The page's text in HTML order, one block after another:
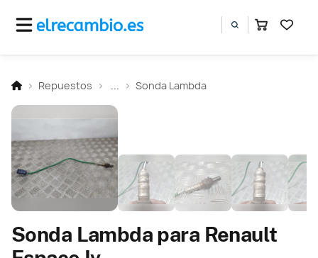
Repuestos Sonda Lambda
Sonda Lambda para Renault